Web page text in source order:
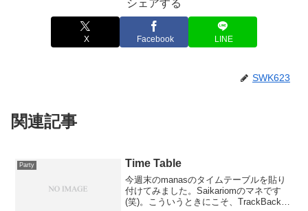
シェアする
X Facebook LINE
SWK623
関連記事
Party Time Table
今週末のmanasのタイムテーブルを貼り
付けてみました。Saikariomのマネです
(笑)。こういうときにこそ、TrackBackと